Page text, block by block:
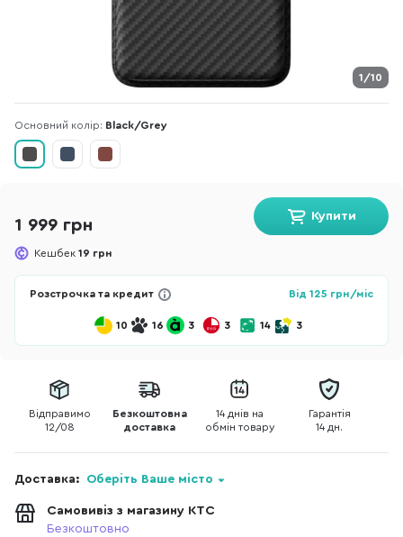
1/10
Основний колір: Black/Grey
1 999 грн
Кешбек 19 грн
Купити
Розстрочка та кредит Від 125 грн/міс
10 16 3 3 14 3
Відправимо
12/08
Безкоштовна
доставка
14 днів на
обмін товару
Гарантія
14 дн.
Доставка: Оберіть Ваше місто
Самовивіз з магазину КТС
Безкоштовно